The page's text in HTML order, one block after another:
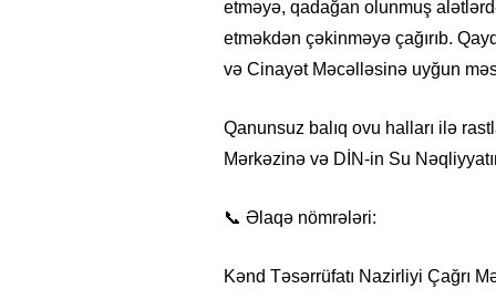
etməyə, qadağan olunmuş
etməkdən çəkinməyə çağırıb.
və Cinayət Məcəlləsinə uyğun
Qanunsuz balıq ovu halları ilə
Mərkəzinə və DİN-in Su
📞 Əlaqə nömrələri:
Kənd Təsərrüfatı Nazirliyi Çağrı